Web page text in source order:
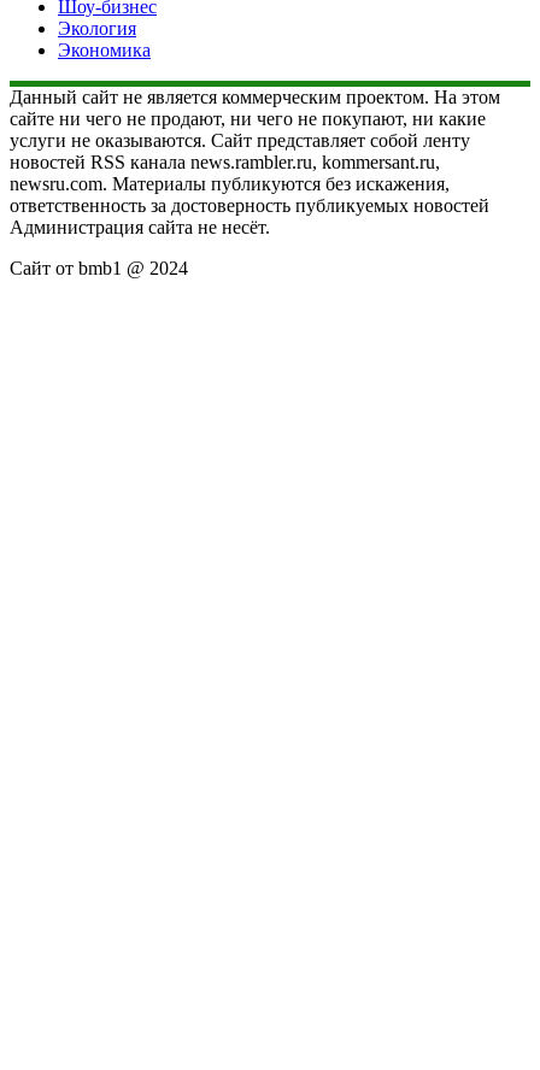
Шоу-бизнес
Экология
Экономика
Данный сайт не является коммерческим проектом. На этом
сайте ни чего не продают, ни чего не покупают, ни какие
услуги не оказываются. Сайт представляет собой ленту
новостей RSS канала news.rambler.ru, kommersant.ru,
newsru.com. Материалы публикуются без искажения,
ответственность за достоверность публикуемых новостей
Администрация сайта не несёт.
Сайт от bmb1 @ 2024